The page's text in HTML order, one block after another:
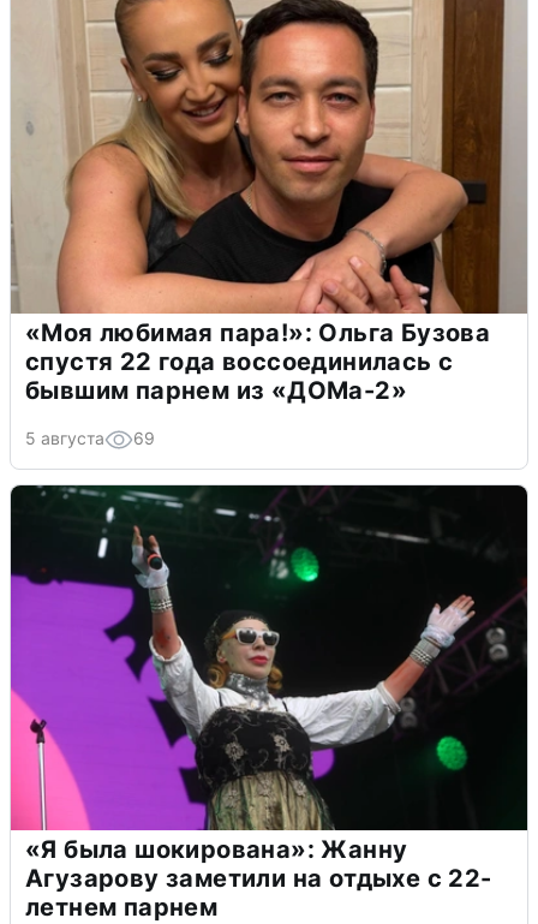
«Моя любимая пара!»: Ольга Бузова
спустя 22 года воссоединилась с
бывшим парнем из «ДОМа-2»
5 августа 69
«Я была шокирована»: Жанну
Агузарову заметили на отдыхе с 22-
летнем парнем